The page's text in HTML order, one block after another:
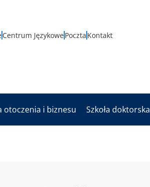
Centrum JęzykowePoczta Kontakt
otoczenia i biznesu Szkoła doktorska